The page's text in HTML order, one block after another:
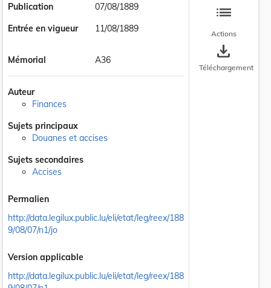
Publication
07/08/1889
Entrée en vigueur
11/08/1889
Mémorial A36
Auteur
Finances
Sujets principaux
Douanes et accises
Sujets secondaires
Accises
Permalien
http://data.legilux.public.lu/eli/etat/leg/reex/188
9/08/07/n1/jo
Version applicable
http://data.legilux.public.lu/eli/etat/leg/reex/188
list
Actions
save_alt
Téléchargement